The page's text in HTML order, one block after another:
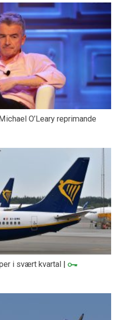
O’Leary reprimande
i svært kvartal |